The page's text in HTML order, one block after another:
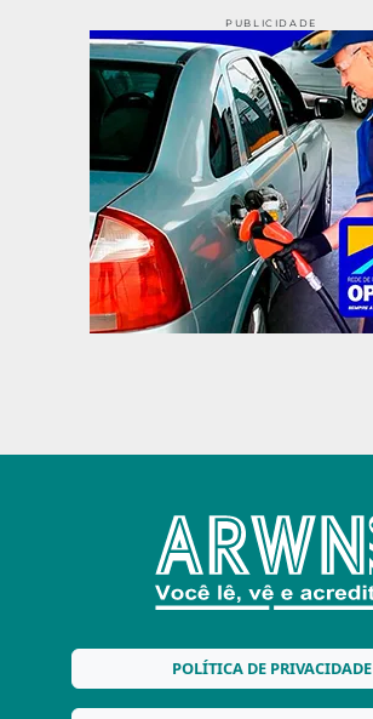
PUBLICIDADE
POLÍTICA DE PRIVACIDADE